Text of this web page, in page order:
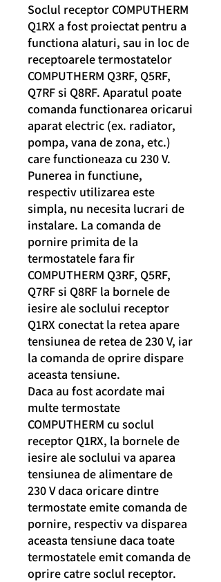
Soclul receptor COMPUTHERM
Q1RX a fost proiectat pentru a
functiona alaturi, sau in loc de
receptoarele termostatelor
COMPUTHERM Q3RF, Q5RF,
Q7RF si Q8RF. Aparatul poate
comanda functionarea oricarui
aparat electric (ex. radiator,
pompa, vana de zona, etc.)
care functioneaza cu 230 V.
Punerea in functiune,
respectiv utilizarea este
simpla, nu necesita lucrari de
instalare. La comanda de
pornire primita de la
termostatele fara fir
COMPUTHERM Q3RF, Q5RF,
Q7RF si Q8RF la bornele de
iesire ale soclului receptor
Q1RX conectat la retea apare
tensiunea de retea de 230 V, iar
la comanda de oprire dispare
aceasta tensiune.
Daca au fost acordate mai
multe termostate
COMPUTHERM cu soclul
receptor Q1RX, la bornele de
iesire ale soclului va aparea
tensiunea de alimentare de
230 V daca oricare dintre
termostate emite comanda de
pornire, respectiv va disparea
aceasta tensiune daca toate
termostatele emit comanda de
oprire catre soclul receptor.